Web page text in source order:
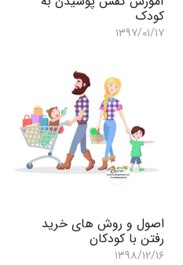
کودک
۱۳۹۷/۰۱/۱۷
اصول و روش های خرید
رفتن با کودکان
۱۳۹۸/۱۲/۱۶